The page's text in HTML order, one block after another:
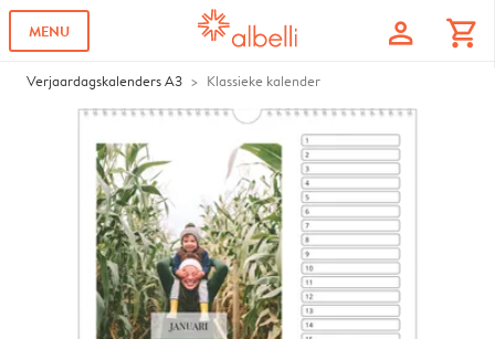
MENU profile shopping_cart
Verjaardagskalenders A3 Klassieke kalender